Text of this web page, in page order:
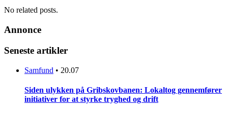
No related posts.
Annonce
Seneste artikler
Samfund • 20.07
Siden ulykken på Gribskovbanen: Lokaltog gennemfører
initiativer for at styrke tryghed og drift